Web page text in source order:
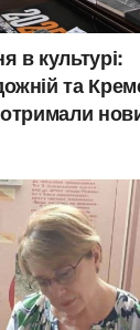
в культурі:
та